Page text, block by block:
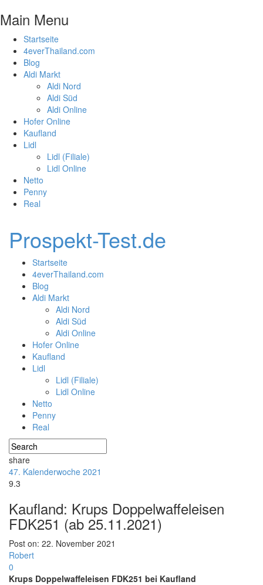
Main Menu
Startseite
4everThailand.com
Blog
Aldi Markt
Aldi Nord
Aldi Süd
Aldi Online
Hofer Online
Kaufland
Lidl
Lidl (Filiale)
Lidl Online
Netto
Penny
Real
Prospekt-Test.de
Startseite
4everThailand.com
Blog
Aldi Markt
Aldi Nord
Aldi Süd
Aldi Online
Hofer Online
Kaufland
Lidl
Lidl (Filiale)
Lidl Online
Netto
Penny
Real
share
47. Kalenderwoche 2021
9.3
Kaufland: Krups Doppelwaffeleisen
FDK251 (ab 25.11.2021)
Post on: 22. November 2021
Robert
0
Krups Doppelwaffeleisen FDK251 bei Kaufland